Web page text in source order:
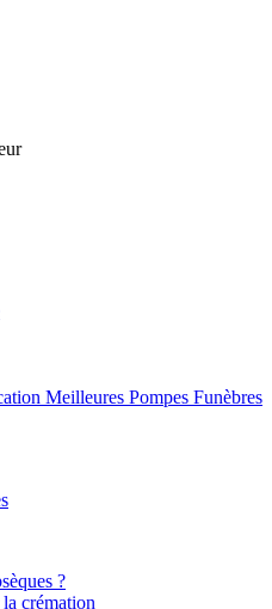
Meilleures Pompes Funèbres
?
crémation